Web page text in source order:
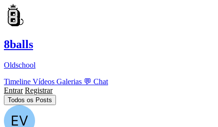
8balls
Oldschool
Timeline Vídeos Galerias 💬 Chat
Entrar Registrar
Todos os Posts